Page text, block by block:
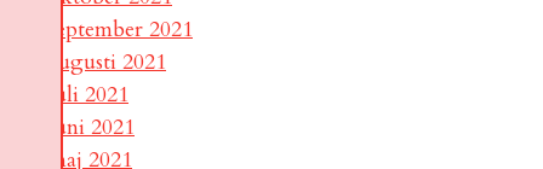
september 2021
augusti 2021
juli 2021
juni 2021
maj 2021